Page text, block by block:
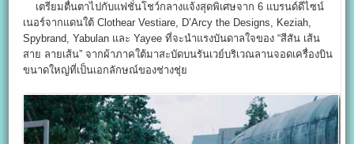
เตรียมตื่นตาไปกับแฟชั่นโชว์กลางแจ้งสุดพิเศษจาก 6 แบรนด์ดีไซน์
เนอร์จากแดนใต้ Clothear Vestiare, D’Arcy the Designs, Keziah,
Spybrand, Yabulan และ Yayee ที่จะนำแรงบันดาลใจของ “สีสัน เส้น
สาย ลายเส้น” จากผ้าภาคใต้มาสะบัดบนรันเวย์บริเวณลานจอดเครื่องบิน
ขนาดใหญ่ที่เป็นเอกลักษณ์ของช่างชุ่ย